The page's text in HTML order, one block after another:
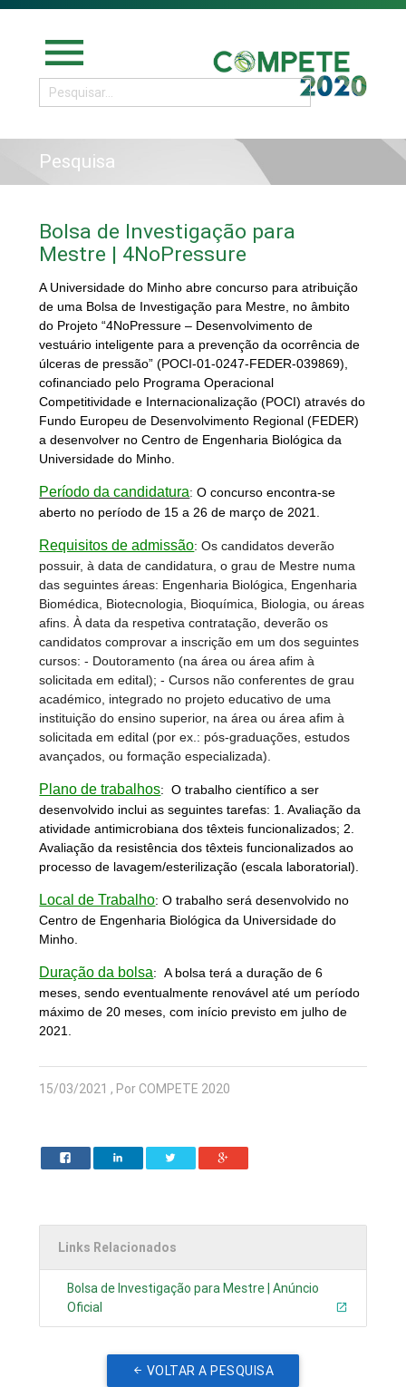
menu
Pesquisa
Bolsa de Investigação para
Mestre | 4NoPressure
A Universidade do Minho abre concurso para atribuição
de uma Bolsa de Investigação para Mestre, no âmbito
do Projeto “4NoPressure – Desenvolvimento de
vestuário inteligente para a prevenção da ocorrência de
úlceras de pressão” (POCI-01-0247-FEDER-039869),
cofinanciado pelo Programa Operacional
Competitividade e Internacionalização (POCI) através do
Fundo Europeu de Desenvolvimento Regional (FEDER)
a desenvolver no Centro de Engenharia Biológica da
Universidade do Minho.
Período da candidatura:O concurso encontra-se
aberto no período de 15 a 26 de março de 2021.
Requisitos de admissão: Os candidatos deverão
possuir, à data de candidatura, o grau de Mestre numa
das seguintes áreas: Engenharia Biológica, Engenharia
Biomédica, Biotecnologia, Bioquímica, Biologia, ou áreas
afins. À data da respetiva contratação, deverão os
candidatos comprovar a inscrição em um dos seguintes
cursos: - Doutoramento (na área ou área afim à
solicitada em edital); - Cursos não conferentes de grau
académico, integrado no projeto educativo de uma
instituição do ensino superior, na área ou área afim à
solicitada em edital (por ex.: pós-graduações, estudos
avançados, ou formação especializada).
Plano de trabalhos:O trabalho científico a ser
desenvolvido inclui as seguintes tarefas: 1. Avaliação da
atividade antimicrobiana dos têxteis funcionalizados; 2.
Avaliação da resistência dos têxteis funcionalizados ao
processo de lavagem/esterilização (escala laboratorial).
Local de Trabalho: O trabalho será desenvolvido no
Centro de Engenharia Biológica da Universidade do
Minho.
Duração da bolsa: A bolsa terá a duração de 6
meses, sendo eventualmente renovável até um período
máximo de 20 meses, com início previsto em julho de
2021.
15/03/2021 , Por COMPETE 2020
Links Relacionados
Bolsa de Investigação para Mestre | Anúncio
Oficial
VOLTAR A PESQUISA